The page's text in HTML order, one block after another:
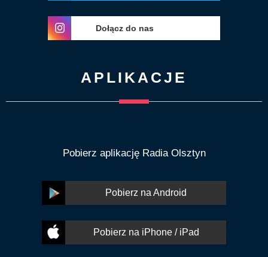
Dołącz do nas
APLIKACJE
Pobierz aplikację Radia Olsztyn
Pobierz na Android
Pobierz na iPhone / iPad